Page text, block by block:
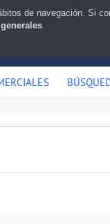
de navegación. Si
.